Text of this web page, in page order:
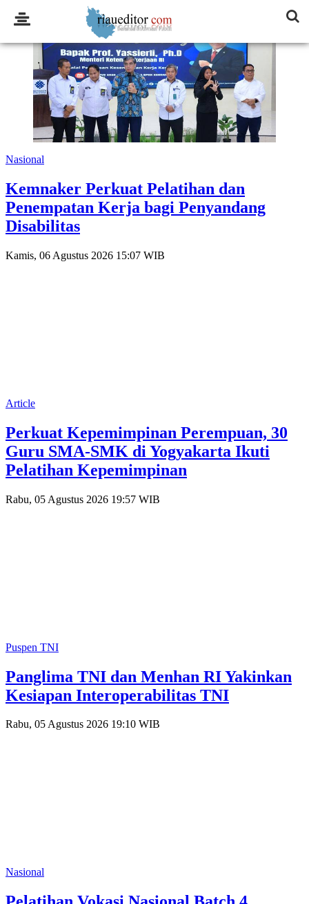
Tags: latihan
Nasional
Kemnaker Perkuat Pelatihan dan
Penempatan Kerja bagi Penyandang
Disabilitas
Kamis, 06 Agustus 2026 15:07 WIB
Article
Perkuat Kepemimpinan Perempuan, 30
Guru SMA-SMK di Yogyakarta Ikuti
Pelatihan Kepemimpinan
Rabu, 05 Agustus 2026 19:57 WIB
Puspen TNI
Panglima TNI dan Menhan RI Yakinkan
Kesiapan Interoperabilitas TNI
Rabu, 05 Agustus 2026 19:10 WIB
Nasional